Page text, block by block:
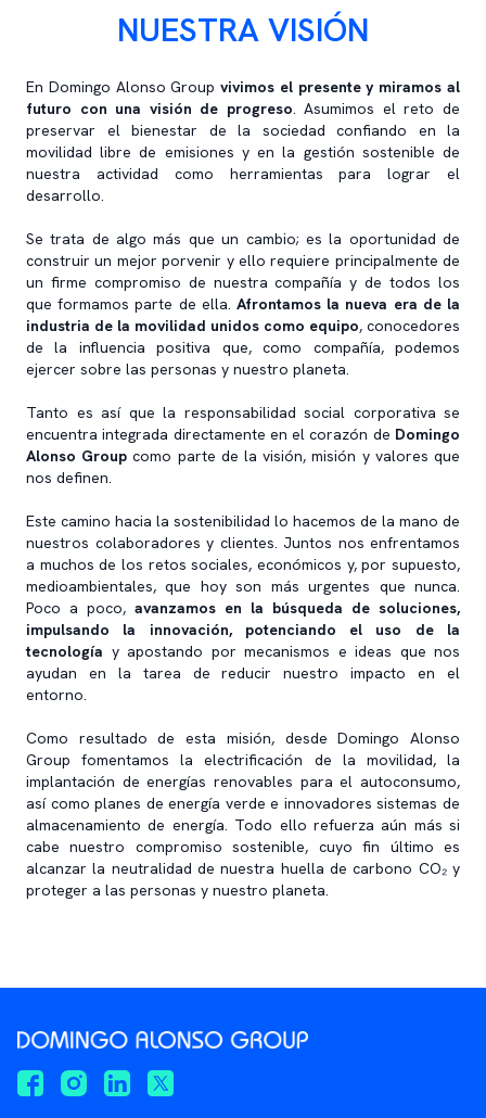
NUESTRA VISIÓN
En Domingo Alonso Groupvivimos el presente y miramos al
futuro con una visión de progreso. Asumimos el reto de
preservar el bienestar de la sociedad confiando en la
movilidad libre de emisiones y en la gestión sostenible de
nuestra actividad como herramientas para lograr el
desarrollo.
Se trata de algo más que un cambio; es la oportunidad de
construir un mejor porvenir y ello requiere principalmente de
un firme compromiso de nuestra compañía y de todos los
que formamos parte de ella. Afrontamos la nueva era de la
industria de la movilidad unidos como equipo, conocedores
de la influencia positiva que, como compañía, podemos
ejercer sobre las personas y nuestro planeta.
Tanto es así que la responsabilidad social corporativa se
encuentra integrada directamente en el corazón de Domingo
Alonso Group como parte de la visión, misión y valores que
nos definen.
Este camino hacia la sostenibilidad lo hacemos de la mano de
nuestros colaboradores y clientes. Juntos nos enfrentamos
a muchos de los retos sociales, económicos y, por supuesto,
medioambientales, que hoy son más urgentes que nunca.
Poco a poco, avanzamos en la búsqueda de soluciones,
impulsando la innovación, potenciando el uso de la
tecnología y apostando por mecanismos e ideas que nos
ayudan en la tarea de reducir nuestro impacto en el
entorno.
Como resultado de esta misión, desde Domingo Alonso
Group fomentamos la electrificación de la movilidad, la
implantación de energías renovables para el autoconsumo,
así como planes de energía verde e innovadores sistemas de
almacenamiento de energía. Todo ello refuerza aún más si
cabe nuestro compromiso sostenible, cuyo fin último es
alcanzar la neutralidad de nuestra huella de carbono CO₂ y
proteger a las personas y nuestro planeta.